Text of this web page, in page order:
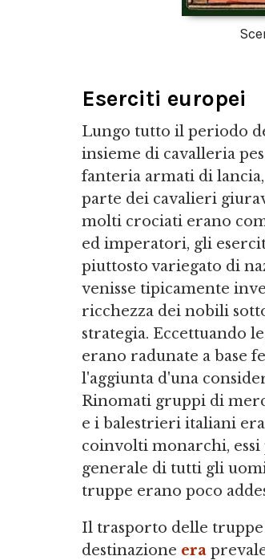
Eserciti europei
Lungo tutto il periodo
insieme di cavalleria
fanteria armati di
parte dei cavalieri
molti crociati erano
ed imperatori, gli
piuttosto variegato di
venisse tipicamente
ricchezza dei nobili
strategia. Eccettuando le
erano radunate a base
l'aggiunta d'una
Rinomati gruppi di
e i balestrieri italiani
coinvolti monarchi,
generale di tutti gli
truppe erano poco
Il trasporto delle
destinazione era